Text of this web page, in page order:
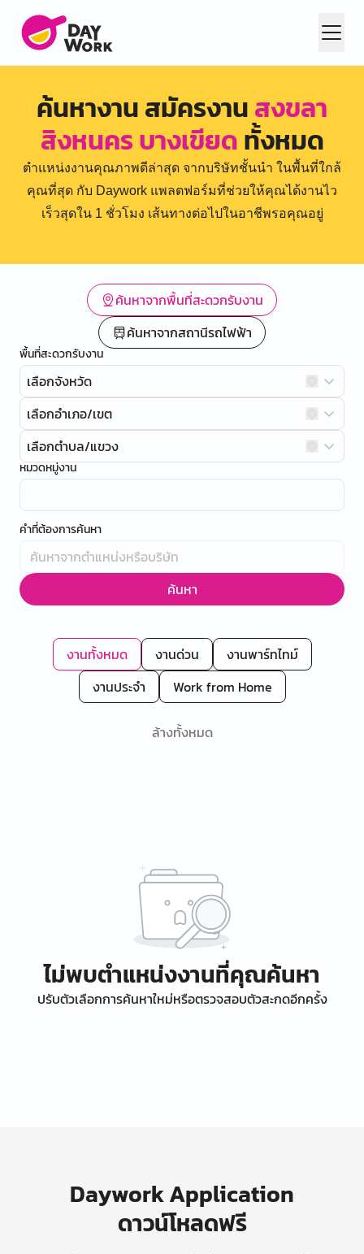
ค้นหางาน สมัครงานสงขลา
สิงหนคร บางเขียดทั้งหมด
ตำแหน่งงานคุณภาพดีล่าสุด จากบริษัทชั้นนำ ในพื้นที่ใกล้
คุณที่สุด กับ Daywork แพลตฟอร์มที่ช่วยให้คุณได้งานไว
เร็วสุดใน 1 ชั่วโมง เส้นทางต่อไปในอาชีพรอคุณอยู่
ค้นหาจากพื้นที่สะดวกรับงาน
ค้นหาจากสถานีรถไฟฟ้า
พื้นที่สะดวกรับงาน
เลือกจังหวัด
เลือกอำเภอ/เขต
เลือกตำบล/แขวง
หมวดหมู่งาน
คำที่ต้องการค้นหา
ค้นหา
งานทั้งหมด งานด่วน
งานพาร์ทไทม์
งานประจำ
Work from Home
ล้างทั้งหมด
ไม่พบตำแหน่งงานที่คุณค้นหา
ปรับตัวเลือกการค้นหาใหม่หรือตรวจสอบตัวสะกดอีกครั้ง
Daywork Application
ดาวน์โหลดฟรี